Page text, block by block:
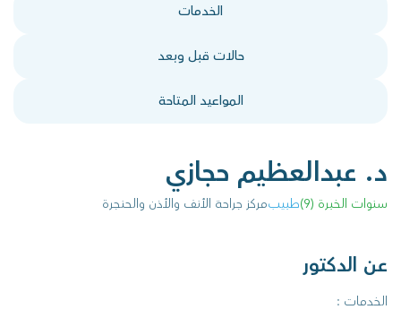
الخدمات
حالات قبل وبعد
المواعيد المتاحة
د. عبدالعظيم حجازي
سنوات الخبرة (9) طبيبمركز جراحة الأنف والأذن والحنجرة
عن الدكتور
الخدمات :